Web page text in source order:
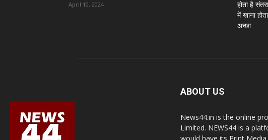
April 10, 2024
ABOUT US
News44.in is the online
Limited. NEWS44 is a